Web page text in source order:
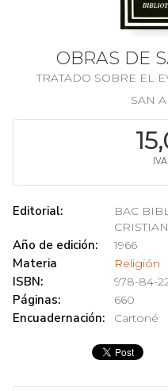
OBRAS DE
TRATADO SOBRE EL
SAN
Editorial:
BAC
Año de edición: 1966
Materia Religión
ISBN: 978-84-
Páginas: 660
Encuadernación: Cartoné